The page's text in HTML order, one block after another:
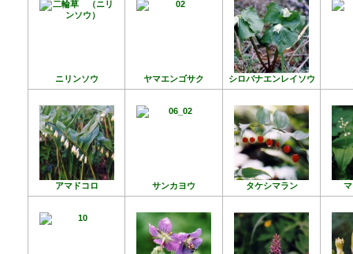
ニリンソウ ヤマエンゴサク シロバナエンレイソウ
アマドコロ サンカヨウ タケシマラン